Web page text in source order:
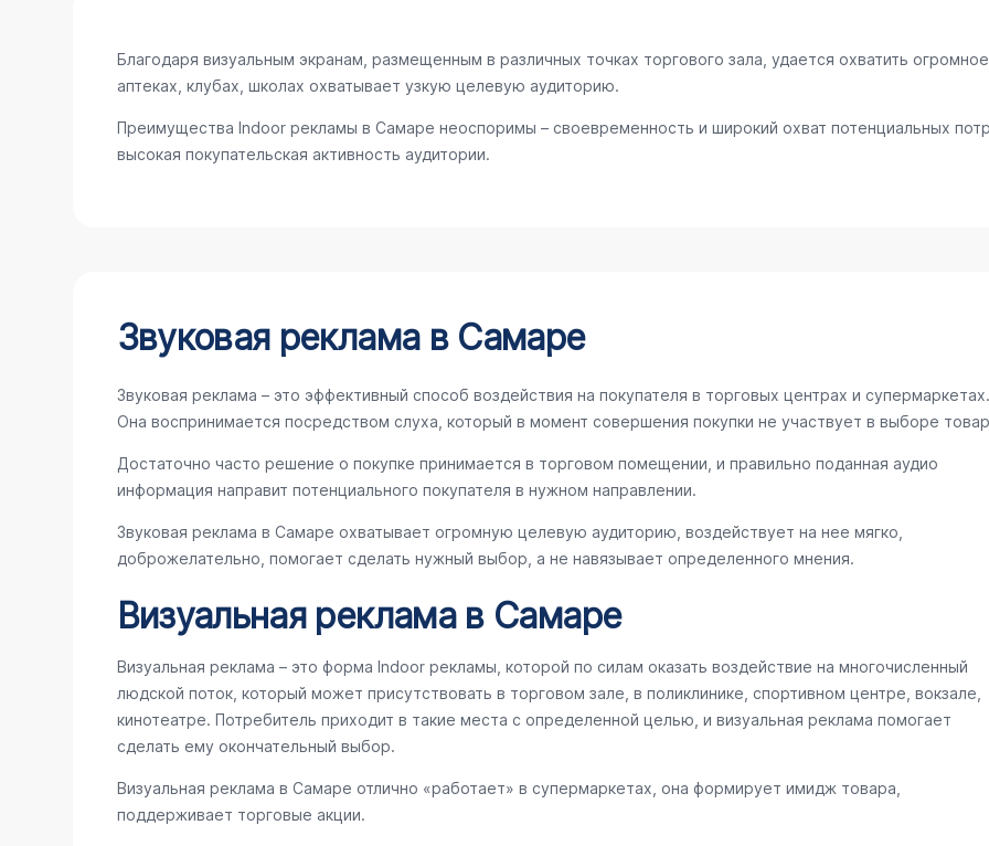
Благодаря визуальным экранам, размещенным в различных точках торгового зала, удается охватить
аптеках, клубах, школах охватывает узкую целевую аудиторию.
Преимущества Indoor рекламы в Самаре неоспоримы – своевременность и широкий охват потенциальных
высокая покупательская активность аудитории.
Звуковая реклама в Самаре
Звуковая реклама – это эффективный способ воздействия на покупателя в торговых центрах и супермаркетах.
Она воспринимается посредством слуха, который в момент совершения покупки не участвует в выборе
Достаточно часто решение о покупке принимается в торговом помещении, и правильно поданная аудио
информация направит потенциального покупателя в нужном направлении.
Звуковая реклама в Самаре охватывает огромную целевую аудиторию, воздействует на нее мягко,
доброжелательно, помогает сделать нужный выбор, а не навязывает определенного мнения.
Визуальная реклама в Самаре
Визуальная реклама – это форма Indoor рекламы, которой по силам оказать воздействие на многочисленный
людской поток, который может присутствовать в торговом зале, в поликлинике, спортивном центре, вокзале,
кинотеатре. Потребитель приходит в такие места с определенной целью, и визуальная реклама помогает
сделать ему окончательный выбор.
Визуальная реклама в Самаре отлично «работает» в супермаркетах, она формирует имидж товара,
поддерживает торговые акции.